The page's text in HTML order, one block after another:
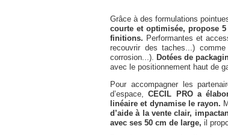
Grâce à des formulations
courte et optimisée, propose
finitions. Performantes et
recouvrir des taches...)
corrosion...). Dotées de
avec le positionnement haut de
Pour accompagner les
d’espace,CECIL PRO a
linéaire et dynamise le rayon.
d’aide à la vente clair,
avec ses 50 cm de large, il